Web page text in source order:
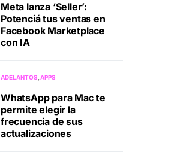
Meta lanza ‘Seller’:
Potenciá tus ventas en
Facebook Marketplace
con IA
ADELANTOS APPS
WhatsApp para Mac te
permite elegir la
frecuencia de sus
actualizaciones